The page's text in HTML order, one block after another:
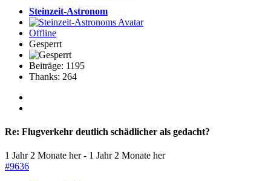
Steinzeit-Astronom
Offline
Gesperrt
Beiträge: 1195
Thanks: 264
Re: Flugverkehr deutlich schädlicher als gedacht?
1 Jahr 2 Monate her- 1 Jahr 2 Monate her
#9636